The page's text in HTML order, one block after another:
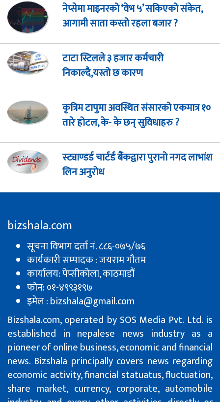
नेप्सेमा माइनरको ‘वेभ ५’ सकिएको संकेत,
आगामी साता कस्तो रहला बजार ?
टाटा स्टिलले ३ हजार कर्मचारी
निकाल्दै,यस्तो छ कारण
कृत्रिम टापुमा अवस्थित संसारको एकमात्र १०
तारे होटल, के- के छन् सुविधाहरु ?
स्ट्याण्डर्ड चार्टर्ड बैंकद्वारा पुरानो नगद लाभांश
लिन अनुरोध
bizshala.com
सूचना विभाग दर्ता नं. ८८६-०७५/७६
कार्यकारी सम्पादक : जयराम गौतम
कार्यालय: पेप्सीकाेला, काठमाडौं
फोन: ०१-४९९३१९७
इमेल : bizshala@gmail.com
Bizshala.com, operated by SOS Media Pvt. Ltd. is
established in nepalese news industry as a
pioneer of online business, economic and financial
news. Bizshala principally covers news regarding
economic activity, financial statuatus, fluctuation,
share market, currency, corporate, automobile